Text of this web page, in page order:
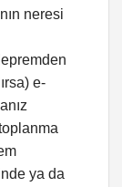
neresi
e-
ya da